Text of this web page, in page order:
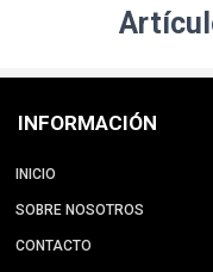
INFORMACIÓN
INICIO
SOBRE NOSOTROS
CONTACTO